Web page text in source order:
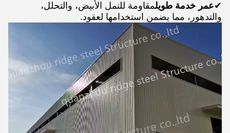
✔عمر خدمة طويلمقاومة للنمل الأبيض، والتحلل،
والتدهور، مما يضمن استخدامها لعقود.